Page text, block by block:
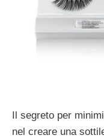
Il segreto per
nel creare una